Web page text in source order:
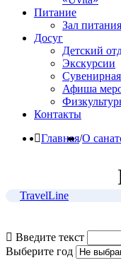
Питание
Зал питания
Досуг
Детский
Экскурсии
Афиша
Контакты
Главная/О
TravelLine
Введите текст
Выберите год